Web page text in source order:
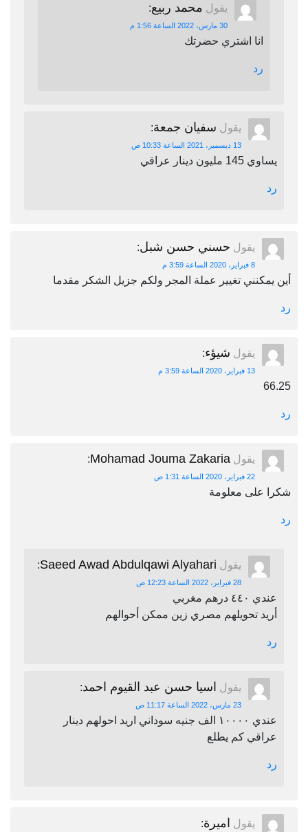
يقول محمد ربيع:
30 مارس، 2022 الساعة 1:56 م
انا اشتري حضرتك
رد
يقول سفيان جمعة:
13 ديسمبر، 2021 الساعة 10:33 ص
يساوي 145 مليون دينار عراقي
رد
يقول حسني حسن شبل:
8 فبراير، 2020 الساعة 3:59 م
أين يمكنني تغيير عملة المجر ولكم جزيل الشكر مقدما
رد
يقول شيؤء:
13 فبراير، 2020 الساعة 3:59 م
66.25
رد
يقول Mohamad Jouma Zakaria
:
22 فبراير، 2020 الساعة 1:31 ص
شكرا على معلومة
رد
يقول Saeed Awad Abdulqawi Alyahari
:
28 فبراير، 2022 الساعة 12:23 ص
عندي ٤٤٠ درهم مغربي
أريد تحويلهم مصري زين ممكن أحوالهم
رد
يقول اسيا حسن عبد القيوم احمد:
23 مارس، 2022 الساعة 11:17 ص
عندي ١٠٠٠٠ الف جنيه سوداني اريد احولهم دينار
عراقي كم يطلع
رد
يقول اميرة: